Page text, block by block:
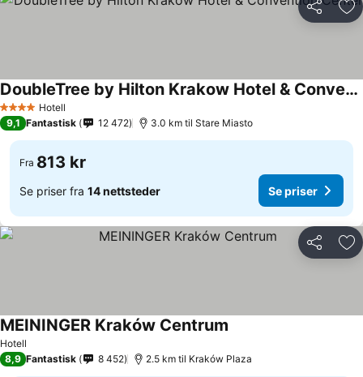
Del
4 StjernerHotell
DoubleTree by Hilton Krakow Hotel & Convention Center
9,1 Fantastisk 12 472 3.0 km til Stare Miasto
Fra 813 kr
Se priser fra 14 nettsteder Se priser
Del
Hotell
MEININGER Kraków Centrum
8,9 Fantastisk 8 452 2.5 km til Kraków Plaza